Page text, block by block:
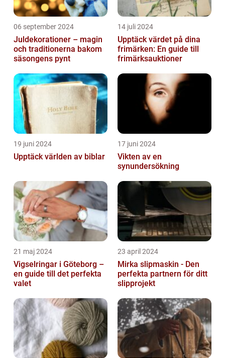
06 september 2024
Juldekorationer – magin
och traditionerna bakom
säsongens pynt
14 juli 2024
Upptäck värdet på dina
frimärken: En guide till
frimärksauktioner
19 juni 2024
Upptäck världen av biblar
17 juni 2024
Vikten av en
synundersökning
21 maj 2024
Vigselringar i Göteborg –
en guide till det perfekta
valet
23 april 2024
Mirka slipmaskin - Den
perfekta partnern för ditt
slipprojekt